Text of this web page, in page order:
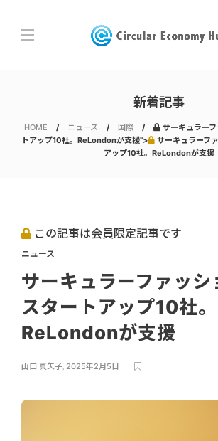
新着記事
HOME ニュース 国際
サーキュラーフ
トアップ10社。ReLondonが支援">
サーキュラーフ
アップ10社。ReLondonが支援
この記事は会員限定記事です
ニュース
サーキュラーファッシ
スタートアップ10社。
ReLondonが支援
山口 真矢子, 2025年2月5日